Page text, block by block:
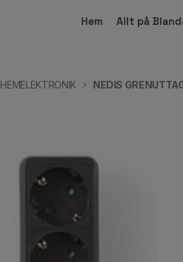
Hem Allt på
HEMELEKTRONIK NEDIS